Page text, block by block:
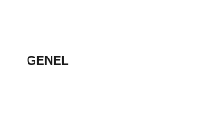
GENEL